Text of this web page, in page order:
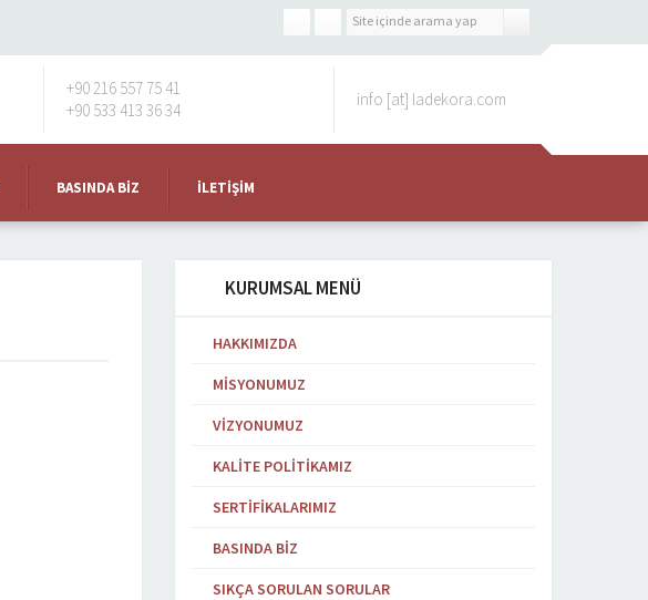
+90 216 557 75 41
+90 533 413 36 34
info [at] ladekora.com
BASINDA BIZ İLETIŞIM
KURUMSAL MENÜ
HAKKIMIZDA
MISYONUMUZ
VIZYONUMUZ
KALITE POLITIKAMIZ
SERTIFIKALARIMIZ
BASINDA BIZ
SIKÇA SORULAN SORULAR